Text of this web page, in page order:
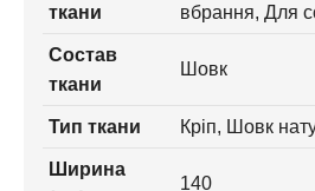
ткани
вбрання, Для
Состав
ткани
Шовк
Тип ткани Кріп, Шовк
Ширина
140